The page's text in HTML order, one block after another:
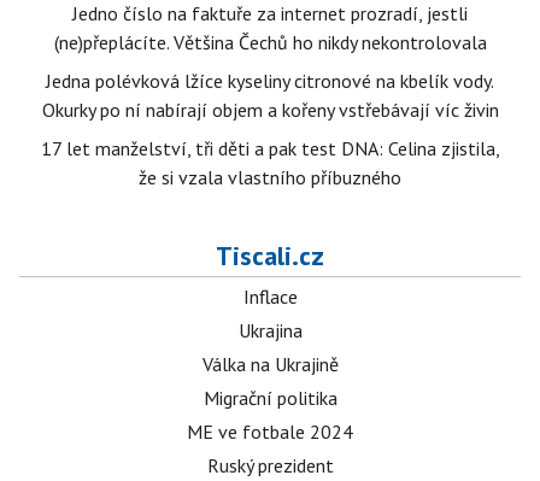
Jedno číslo na faktuře za internet prozradí, jestli
(ne)přeplácíte. Většina Čechů ho nikdy nekontrolovala
Jedna polévková lžíce kyseliny citronové na kbelík vody.
Okurky po ní nabírají objem a kořeny vstřebávají víc živin
17 let manželství, tři děti a pak test DNA: Celina zjistila,
že si vzala vlastního příbuzného
Tiscali.cz
Inflace
Ukrajina
Válka na Ukrajině
Migrační politika
ME ve fotbale 2024
Ruský prezident